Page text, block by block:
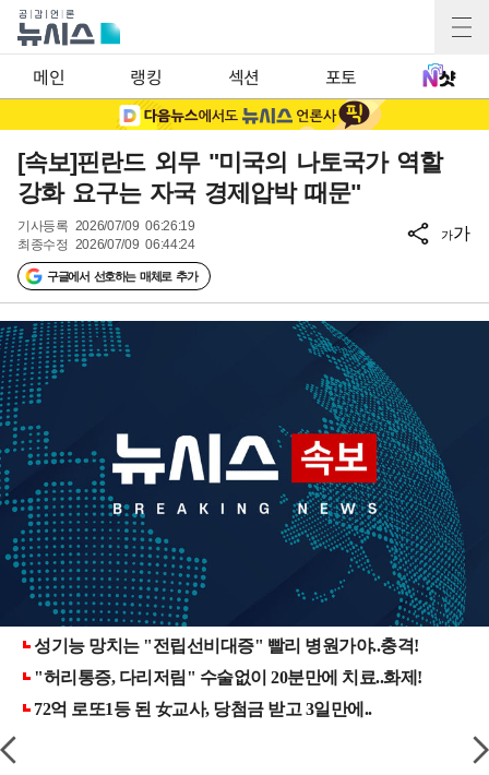
메인 랭킹 섹션 포토
[속보]핀란드 외무 "미국의 나토국가 역할
강화 요구는 자국 경제압박 때문"
기사등록 2026/07/09 06:26:19
최종수정 2026/07/09 06:44:24
구글에서 선호하는 매체로 추가
가가